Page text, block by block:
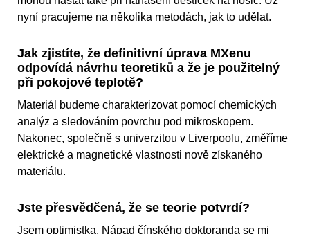
nyní pracujeme na několika metodách, jak to udělat.
Jak zjistíte, že definitivní úprava MXenu
odpovídá návrhu teoretiků a že je použitelný
při pokojové teplotě?
Materiál budeme charakterizovat pomocí chemických
analýz a sledováním povrchu pod mikroskopem.
Nakonec, společně s univerzitou v Liverpoolu, změříme
elektrické a magnetické vlastnosti nově získaného
materiálu.
Jste přesvědčená, že se teorie potvrdí?
Jsem optimistka. Nápad čínského doktoranda se mi